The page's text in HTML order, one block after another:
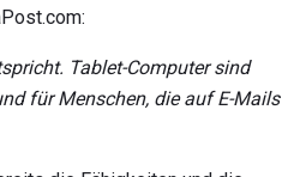
Tablet-Computer sind
für Menschen, die auf E-Mails